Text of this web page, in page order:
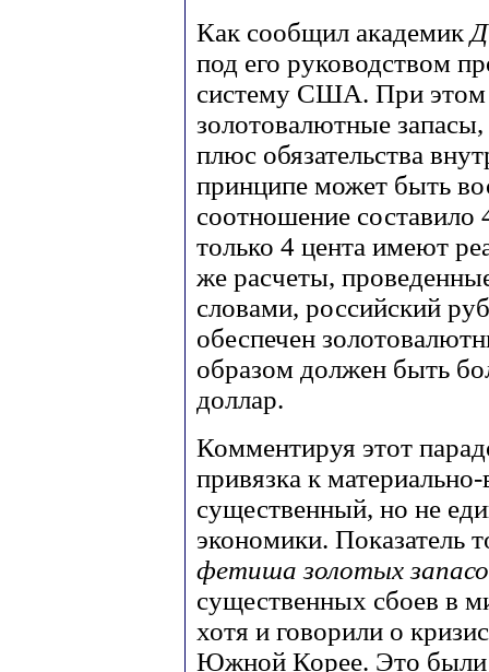
Как сообщил академик
под его руководством
систему США. При этом
золотовалютные запасы,
плюс обязательства
принципе может быть
соотношение составило
только 4 цента имеют
же расчеты,
словами, российский
обеспечен
образом должен быть
доллар.
Комментируя этот
привязка к
существенный, но не
экономики. Показатель
фетиша золотых
существенных сбоев в
хотя и говорили о
Южной Корее. Это были